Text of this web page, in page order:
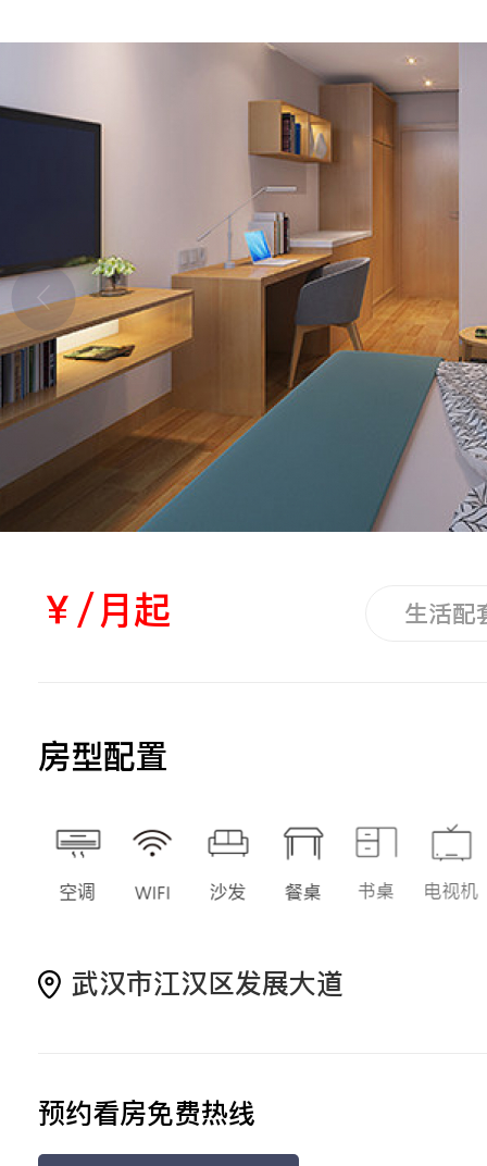
￥/月起 生活配
房型配置
武汉市江汉区发展大道
预约看房免费热线